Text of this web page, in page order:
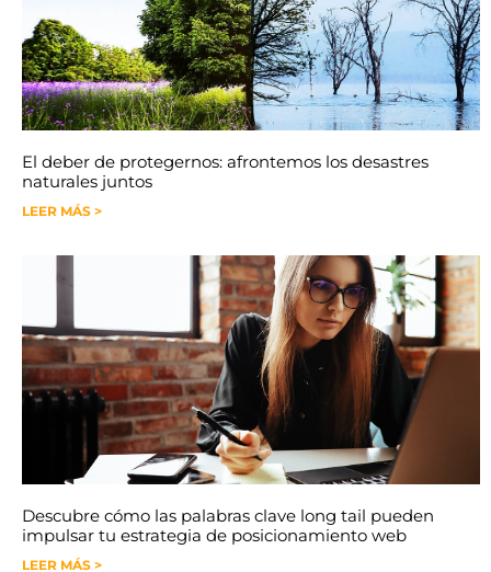
El deber de protegernos: afrontemos los desastres
naturales juntos
LEER MÁS >
Descubre cómo las palabras clave long tail pueden
impulsar tu estrategia de posicionamiento web
LEER MÁS >